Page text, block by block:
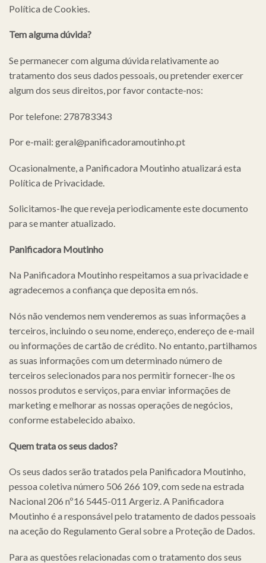
Política de Cookies.
Tem alguma dúvida?
Se permanecer com alguma dúvida relativamente ao
tratamento dos seus dados pessoais, ou pretender exercer
algum dos seus direitos, por favor contacte-nos:
Por telefone: 278783343
Por e-mail: geral@panificadoramoutinho.pt
Ocasionalmente, a Panificadora Moutinho atualizará esta
Política de Privacidade.
Solicitamos-lhe que reveja periodicamente este documento
para se manter atualizado.
Panificadora Moutinho
Na Panificadora Moutinho respeitamos a sua privacidade e
agradecemos a confiança que deposita em nós.
Nós não vendemos nem venderemos as suas informações a
terceiros, incluindo o seu nome, endereço, endereço de e-mail
ou informações de cartão de crédito. No entanto, partilhamos
as suas informações com um determinado número de
terceiros selecionados para nos permitir fornecer-lhe os
nossos produtos e serviços, para enviar informações de
marketing e melhorar as nossas operações de negócios,
conforme estabelecido abaixo.
Quem trata os seus dados?
Os seus dados serão tratados pela Panificadora Moutinho,
pessoa coletiva número 506 266 109, com sede na estrada
Nacional 206 nº16 5445-011 Argeriz. A Panificadora
Moutinho é a responsável pelo tratamento de dados pessoais
na aceção do Regulamento Geral sobre a Proteção de Dados.
Para as questões relacionadas com o tratamento dos seus